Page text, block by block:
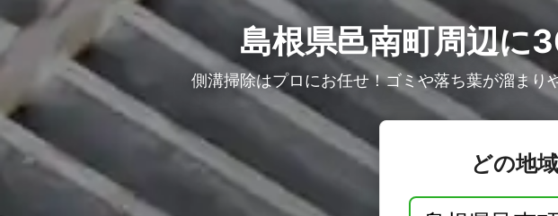
島根県邑南町周辺に
側溝掃除はプロにお任せ！ゴミや落ち葉が溜ま
どの地